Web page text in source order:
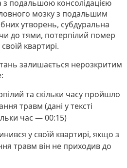
з подальшою консолідацією
мозку з подальшим
утворень, субдуральна
до тями, потерпілий помер
квартирі.
залишається нерозкритим
та скільки часу пройшло
травм (дані у тексті
час — 00:15)
у своїй квартирі, якщо з
травм він не приходив до